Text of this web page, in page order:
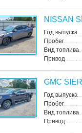
NISSAN
Год выпуска
Пробег
Вид топлива
Привод
GMC
Год выпуска
Пробег
Вид топлива
Привод